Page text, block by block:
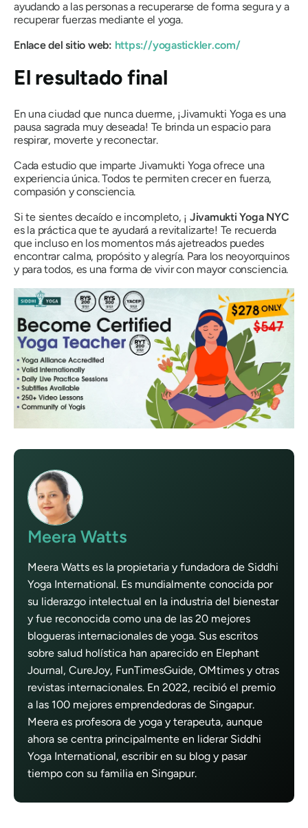
ayudando a las personas a recuperarse de forma segura y a
recuperar fuerzas mediante el yoga.
Enlace del sitio web: https://yogastickler.com/
El resultado final
En una ciudad que nunca duerme, ¡Jivamukti Yoga es una
pausa sagrada muy deseada! Te brinda un espacio para
respirar, moverte y reconectar.
Cada estudio que imparte Jivamukti Yoga ofrece una
experiencia única. Todos te permiten crecer en fuerza,
compasión y consciencia.
Si te sientes decaído e incompleto, ¡ Jivamukti Yoga NYC
es la práctica que te ayudará a revitalizarte! Te recuerda
que incluso en los momentos más ajetreados puedes
encontrar calma, propósito y alegría. Para los neoyorquinos
y para todos, es una forma de vivir con mayor consciencia.
Meera Watts
Meera Watts es la propietaria y fundadora de Siddhi
Yoga International. Es mundialmente conocida por
su liderazgo intelectual en la industria del bienestar
y fue reconocida como una de las 20 mejores
blogueras internacionales de yoga. Sus escritos
sobre salud holística han aparecido en Elephant
Journal, CureJoy, FunTimesGuide, OMtimes y otras
revistas internacionales. En 2022, recibió el premio
a las 100 mejores emprendedoras de Singapur.
Meera es profesora de yoga y terapeuta, aunque
ahora se centra principalmente en liderar Siddhi
Yoga International, escribir en su blog y pasar
tiempo con su familia en Singapur.